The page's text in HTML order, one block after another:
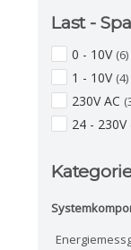
Last -
0 - 10V (6)
1 - 10V (4)
230V AC
24 - 230V